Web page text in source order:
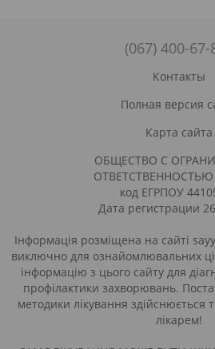
(067) 400-67-
Контакты
Полная версия
Карта сайта
ОБЩЕСТВО С
код ЕГРПОУ
Дата регистрации
Інформація розміщена на сайті
виключно для ознайомлювальних
інформацію з цього сайту для
профілактики захворювань.
методики лікування здійснюється
лікарем!